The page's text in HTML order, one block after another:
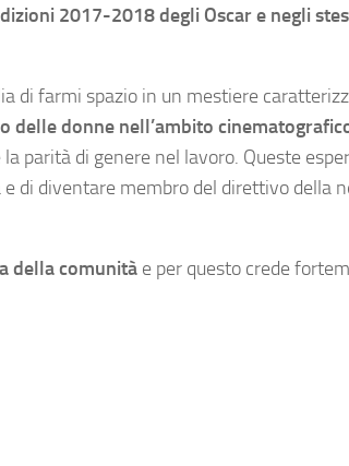
2017-2018 degli Oscar e negli
di farmi spazio in un mestiere
delle donne nell’ambito
parità di genere nel lavoro. Queste
di diventare membro del direttivo della
della comunità e per questo crede